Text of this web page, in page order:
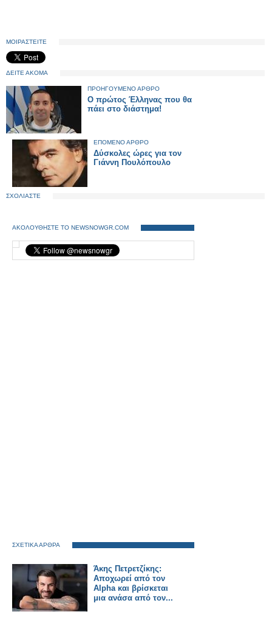
ΜΟΙΡΑΣΤΕΙΤΕ
ΔΕΙΤΕ ΑΚΟΜΑ
ΠΡΟΗΓΟΥΜΕΝΟ ΑΡΘΡΟ
Ο πρώτος Έλληνας που θα
πάει στο διάστημα!
ΕΠΟΜΕΝΟ ΑΡΘΡΟ
Δύσκολες ώρες για τον
Γιάννη Πουλόπουλο
ΣΧΟΛΙΑΣΤΕ
ΑΚΟΛΟΥΘΗΣΤΕ ΤΟ NEWSNOWGR.COM
ΣΧΕΤΙΚΑ ΑΡΘΡΑ
Άκης Πετρετζίκης:
Αποχωρεί από τον
Alpha και βρίσκεται
μια ανάσα από τον...